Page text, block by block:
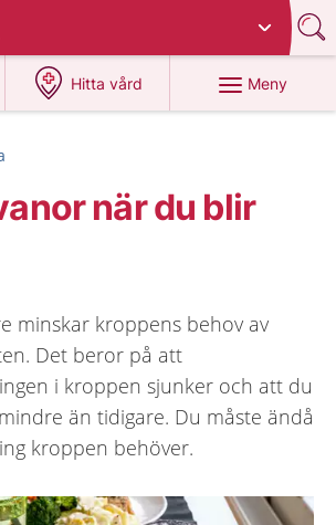
region
Hitta vård
på 1177.se
Meny
när du blir
minskar kroppens behov av
Det beror på att
i kroppen sjunker och att du
än tidigare. Du måste ändå
kroppen behöver.